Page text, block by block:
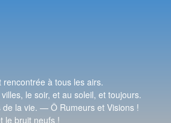
à tous les airs.
le soir, et au soleil, et toujours.
la vie. — Ô Rumeurs et Visions !
le bruit neufs !